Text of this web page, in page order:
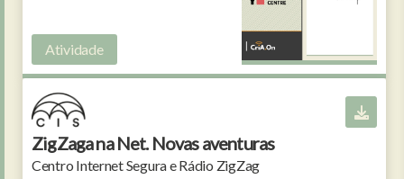
Atividade
ZigZaga na Net. Novas aventuras
Centro Internet Segura e Rádio ZigZag